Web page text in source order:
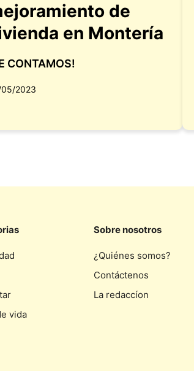
de
en Montería
CONTAMOS!
2023
vida
Sobre nosotros
¿Quiénes somos?
Contáctenos
La redaccíon